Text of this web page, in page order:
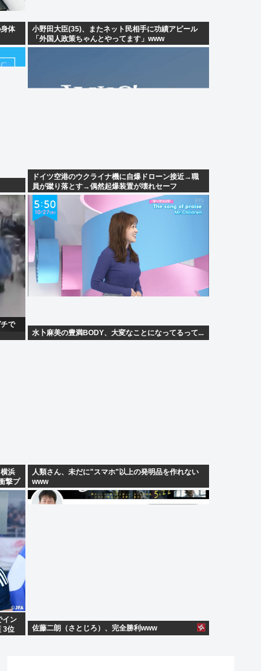
体
小野田大臣(35)、またネット民相手に功績アピール
「外国人政策ちゃんとやってます」www
ドイツ空港のウクライナ機に自爆ドローン接近→職
員が蹴り落とす→偶然起爆装置が壊れセーフ
で
水卜麻美の豊満BODY、大変なことになってるって...
浜
撃プ
人類さん、未だに"スマホ"以上の発明品を作れない
www
イン
3位
佐藤二朗（さとじろ）、完全勝利www